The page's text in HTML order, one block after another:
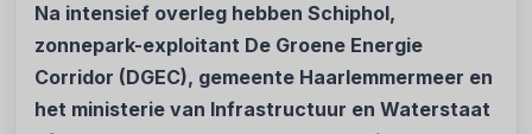
Na intensief overleg hebben Schiphol,
zonnepark-exploitant De Groene Energie
Corridor (DGEC), gemeente Haarlemmermeer en
het ministerie van Infrastructuur en Waterstaat